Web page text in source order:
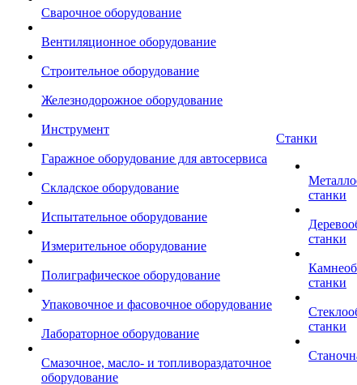
Сварочное оборудование
Вентиляционное оборудование
Строительное оборудование
Железнодорожное оборудование
Инструмент
Гаражное оборудование для автосервиса
Складское оборудование
Испытательное оборудование
Измерительное оборудование
Полиграфическое оборудование
Упаковочное и фасовочное оборудование
Лабораторное оборудование
Смазочное, масло- и топливораздаточное
оборудование
Станки
станки
станки
станки
станки